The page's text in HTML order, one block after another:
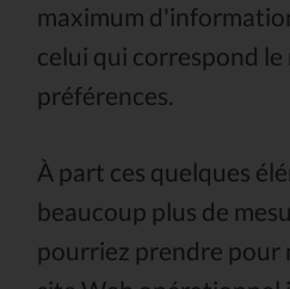
maximum
celui qui correspond le
préférences.
À part ces quelques
beaucoup plus de
pourriez prendre